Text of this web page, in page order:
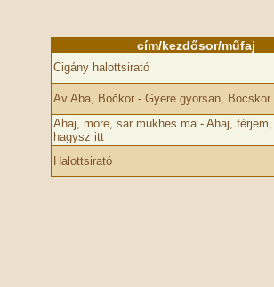
cím/kezdősor/műfaj
Cigány halottsirató
Av Aba, Bočkor - Gyere gyorsan, Bocskor
Ahaj, more, sar mukhes ma - Ahaj,
hagysz itt
Halottsirató